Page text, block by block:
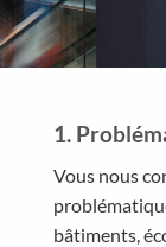
1.
Vous nous
bâtiments,